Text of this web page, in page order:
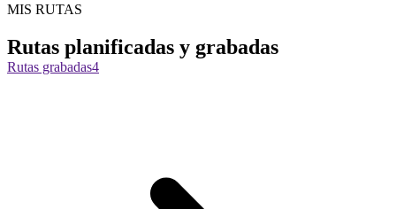
MIS RUTAS
Rutas planificadas y grabadas
Rutas grabadas4